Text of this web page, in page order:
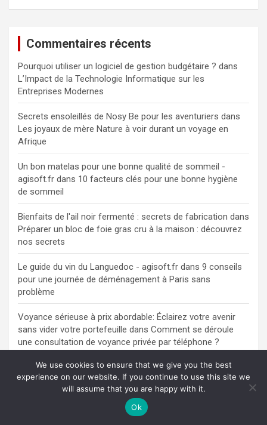
Commentaires récents
Pourquoi utiliser un logiciel de gestion budgétaire ? dans
L’Impact de la Technologie Informatique sur les
Entreprises Modernes
Secrets ensoleillés de Nosy Be pour les aventuriers dans
Les joyaux de mère Nature à voir durant un voyage en
Afrique
Un bon matelas pour une bonne qualité de sommeil -
agisoft.fr dans 10 facteurs clés pour une bonne hygiène
de sommeil
Bienfaits de l'ail noir fermenté : secrets de fabrication dans
Préparer un bloc de foie gras cru à la maison : découvrez
nos secrets
Le guide du vin du Languedoc - agisoft.fr dans 9 conseils
pour une journée de déménagement à Paris sans
problème
Voyance sérieuse à prix abordable: Éclairez votre avenir
sans vider votre portefeuille dans Comment se déroule
une consultation de voyance privée par téléphone ?
Jeux de figurine : pourquoi les adopter ? - agisoft.frdans
Comment réparer une fenêtre à blagnac ?
Restaurants ouverts le dimanche soir à Agen - Découvrez
Découvrir Agen à travers ses restaurants
We use cookies to ensure that we give you the best
experience on our website. If you continue to use this site we
will assume that you are happy with it.
Ok